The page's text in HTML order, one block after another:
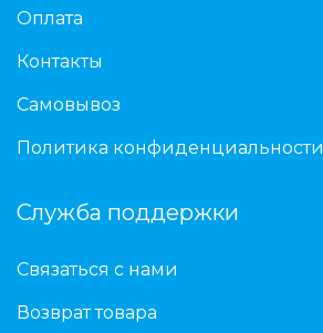
Оплата
Контакты
Самовывоз
Политика конфиденциальности
Служба поддержки
Связаться с нами
Возврат товара